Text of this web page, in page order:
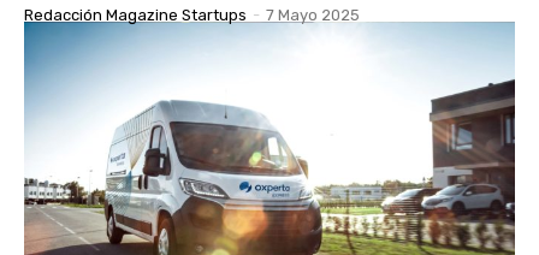
Redacción Magazine Startups - 7 Mayo 2025